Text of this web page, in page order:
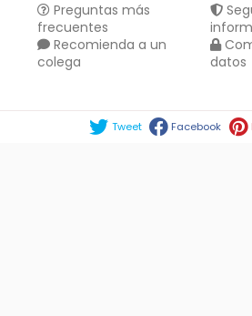
Preguntas más
frecuentes
Recomienda a un
colega
datos
Tweet Facebook